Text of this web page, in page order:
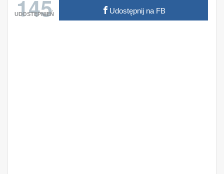
145
UDOSTĘPNIEŃ Udostępnij na FB